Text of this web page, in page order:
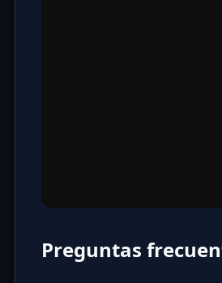
Preguntas